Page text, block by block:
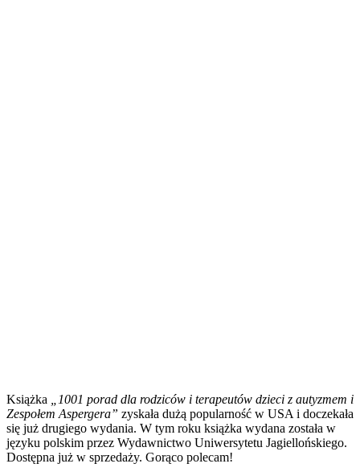
Książka
„1001 porad dla rodziców i terapeutów dzieci z autyzmem i
Zespołem Aspergera” zyskała dużą popularność w USA i doczekała
się już drugiego wydania. W tym roku książka wydana została w
języku polskim przez Wydawnictwo Uniwersytetu Jagiellońskiego.
Dostępna już w sprzedaży. Gorąco polecam!